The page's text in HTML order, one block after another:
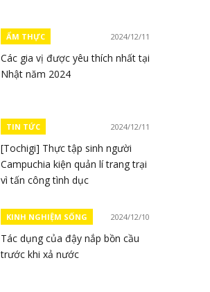
ẨM THỰC 2024/12/11
Các gia vị được yêu thích nhất tại
Nhật năm 2024
TIN TỨC 2024/12/11
[Tochigi] Thực tập sinh người
Campuchia kiện quản lí trang trại
vì tấn công tình dục
KINH NGHIỆM SỐNG 2024/12/10
Tác dụng của đậy nắp bồn cầu
trước khi xả nước